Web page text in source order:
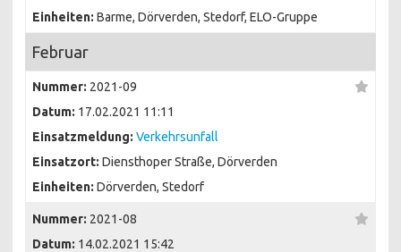
Einheiten: Barme, Dörverden, Stedorf, ELO-Gruppe
Februar
Nummer: 2021-09
Datum: 17.02.2021 11:11
Einsatzmeldung: Verkehrsunfall
Einsatzort: Diensthoper Straße, Dörverden
Einheiten: Dörverden, Stedorf
Nummer: 2021-08
Datum: 14.02.2021 15:42